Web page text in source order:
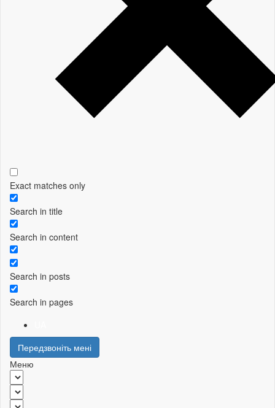
Exact matches only
Search in title
Search in content
Search in posts
Search in pages
Передзвоніть мені
Меню